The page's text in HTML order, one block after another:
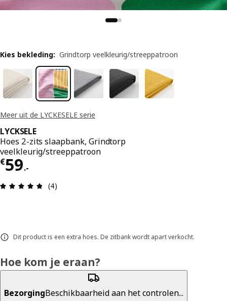
Meer uit de LYCKESELE serie
LYCKSELE
Hoes 2-zits slaapbank, Grindtorp
veelkleurig/streeppatroon
€59.-
Prijs € 59.-
Review: 4.8 van 5 sterren. Totaal
(4)
Dit product is een extra hoes. De zitbank wordt apart verkocht.
Kies bekleding: Grindtorp veelkleurig/streeppatroon
Hoe kom je eraan?
BezorgingBeschikbaarheid aan het controlen...